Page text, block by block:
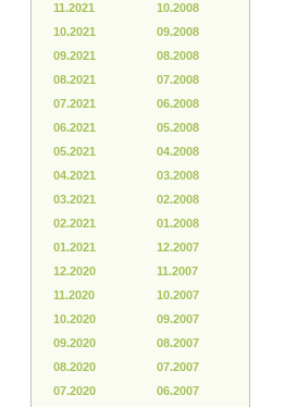
11.2021
10.2021
09.2021
08.2021
07.2021
06.2021
05.2021
04.2021
03.2021
02.2021
01.2021
12.2020
11.2020
10.2020
09.2020
08.2020
07.2020
10.2008
09.2008
08.2008
07.2008
06.2008
05.2008
04.2008
03.2008
02.2008
01.2008
12.2007
11.2007
10.2007
09.2007
08.2007
07.2007
06.2007